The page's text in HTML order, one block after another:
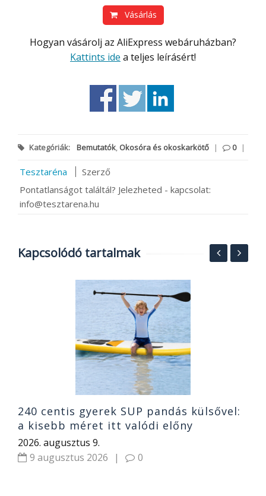
Vásárlás
Hogyan vásárolj az AliExpress webáruházban?
Kattints ide a teljes leírásért!
Kategóriák: Bemutatók, Okosóra és okoskarkötő | 0 |
Tesztaréna
Szerző
Pontatlanságot találtál? Jelezheted - kapcsolat:
info@tesztarena.hu
Kapcsolódó tartalmak
240 centis gyerek SUP pandás külsővel:
a kisebb méret itt valódi előny
2026. augusztus 9.
9 augusztus 2026
| 0